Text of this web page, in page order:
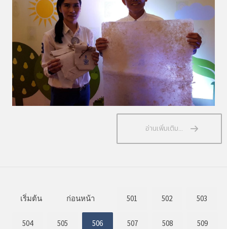
อ่านเพิ่มเติม...
เริ่มต้น ก่อนหน้า 501 502 503
504 505 506 507 508 509